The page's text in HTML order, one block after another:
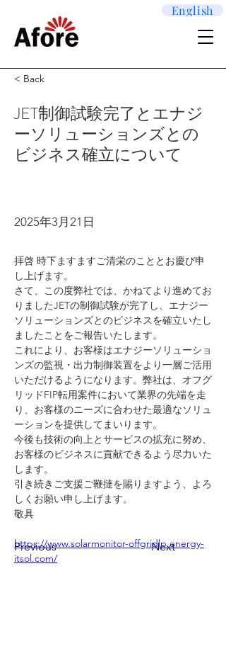
English
< Back
JET制御試験完了とエナジ
ーソリューションズとの
ビジネス確立について
2025年3月21日
Previous Next
拝啓 時下ますますご清栄のこととお慶び申
し上げます。
さて、この度弊社では、かねてより進めてお
りましたJETの制御試験が完了し、エナジー
ソリューションズとのビジネスを確立いたし
ましたことをご報告いたします。
これにより、お客様はエナジーソリューショ
ンズの監視・出力制御装置をより一層ご活用
いただけるようになります。弊社は、オフグ
リッドFIP転用案件において業界の先端を走
り、お客様のニーズに合わせた最適なソリュ
ーションを提供してまいります。
今後も技術の向上とサービスの拡充に努め、
お客様のビジネスに貢献できるよう尽力いた
します。
引き続きご支援ご鞭撻を賜りますよう、よろ
しくお願い申し上げます。
敬具
https://www.solarmonitor-offgridlp.energy-
itsol.com/